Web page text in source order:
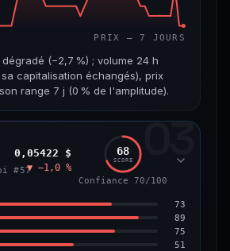
PRIX — 7 JOURS
(−2,7 %) ; volume 24 h
capitalisation échangés), prix
range 7 j (0 % de l'amplitude).
VOLUME 24 H
VAR. 30 J
−3,2 %
RANG CAPI.
#9
03
#57
0,05422 $
▼ −1,0 %
68
SCORE
Confiance 70/100
73
89
75
51